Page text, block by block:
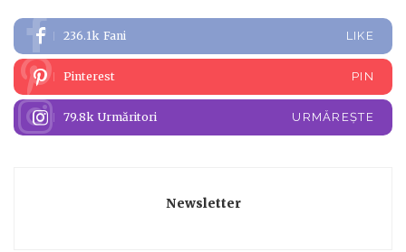
236.1k Fani LIKE
Pinterest PIN
79.8k Urmăritori URMĂREȘTE
Newsletter